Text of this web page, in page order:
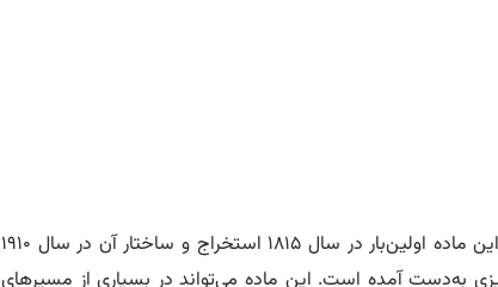
کورکومین یکی از سه ترکیب اصلی کورکومینوئید موجود در زردچوبه است که بیشترین فعالیت بیولوژیکی را دارد. این ماده اولین‌بار در سال ۱۸۱۵ استخراج و ساختار آن در سال ۱۹۱۰
به‌دست آمده است. این ماده می‌تواند در بسیاری از مسیرهای